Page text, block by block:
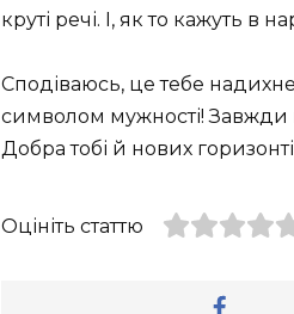
круті речі. І, як то кажуть в
Сподіваюсь, це тебе
символом мужності! Завжди
Добра тобі й нових
Оцініть статтю